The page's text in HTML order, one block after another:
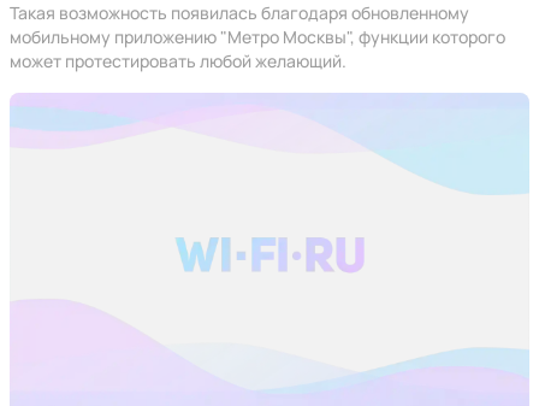
Такая возможность появилась благодаря обновленному
мобильному приложению "Метро Москвы", функции которого
может протестировать любой желающий.